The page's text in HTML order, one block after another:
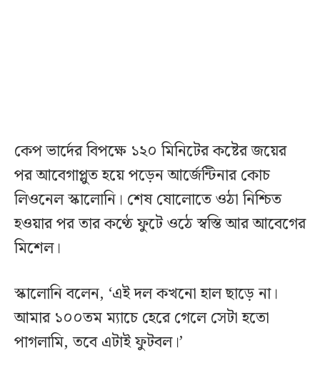
কেপ ভার্দের বিপক্ষে ১২০ মিনিটের কষ্টের জয়ের
পর আবেগাপ্লুত হয়ে পড়েন আর্জেন্টিনার কোচ
লিওনেল স্কালোনি। শেষ ষোলোতে ওঠা নিশ্চিত
হওয়ার পর তার কণ্ঠে ফুটে ওঠে স্বস্তি আর আবেগের
মিশেল।
স্কালোনি বলেন, ‘এই দল কখনো হাল ছাড়ে না।
আমার ১০০তম ম্যাচে হেরে গেলে সেটা হতো
পাগলামি, তবে এটাই ফুটবল।’